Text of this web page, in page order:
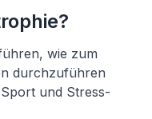
wie zum
durchzuführen
und Stress-